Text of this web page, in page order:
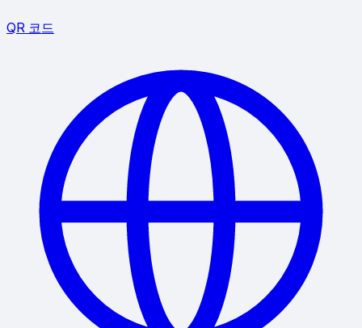
QR 코드